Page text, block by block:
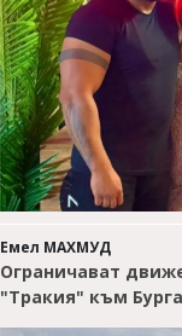
Емел МАХМУД
Ограничават
"Тракия" към